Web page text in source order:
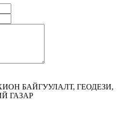
БАЙГУУЛАЛТ, ГЕОДЕЗИ,
ГАЗАР